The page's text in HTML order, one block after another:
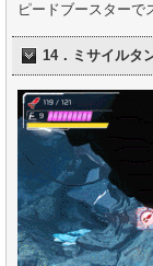
ピードブースターで
14．ミサイルタ